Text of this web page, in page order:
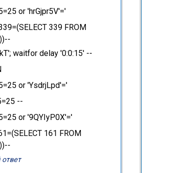
or 'hrGjpr5V'='
339 FROM
waitfor delay '0:0:15' --
or 'YsdrjLpd'='
--
or '9QYIyP0X'='
161 FROM